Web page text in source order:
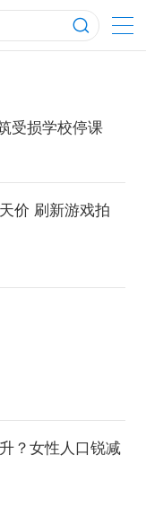
受损学校停课
价 刷新游戏拍
？女性人口锐减